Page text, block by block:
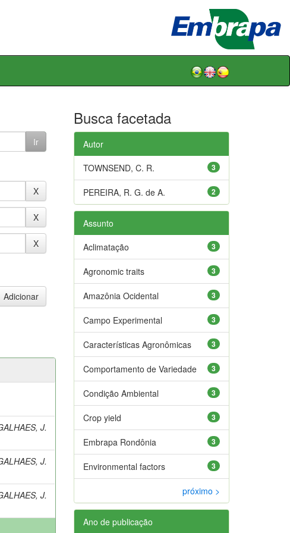
J.
J.
J.
Busca facetada
Autor
3
TOWNSEND, C. R.
2
PEREIRA, R. G. de A.
Assunto
3
Aclimatação
3
Agronomic traits
3
Amazônia Ocidental
3
Campo Experimental
3
Características Agronômicas
3
Comportamento de Variedade
3
Condição Ambiental
3
Crop yield
3
Embrapa Rondônia
3
Environmental factors
próximo >
Ano de publicação